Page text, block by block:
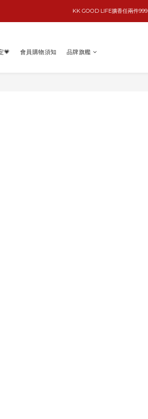
basiik1件9折/2件88折
💗 會員購物須知 品牌旗艦